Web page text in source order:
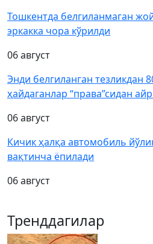
Тошкентда белгиланмаган
эркакка чора кўрилди
06 август
Энди белгиланган тезликдан
ҳайдаганлар “права”сидан
06 август
Кичик ҳалқа автомобиль
вақтинча ёпилади
06 август
Тренддагилар